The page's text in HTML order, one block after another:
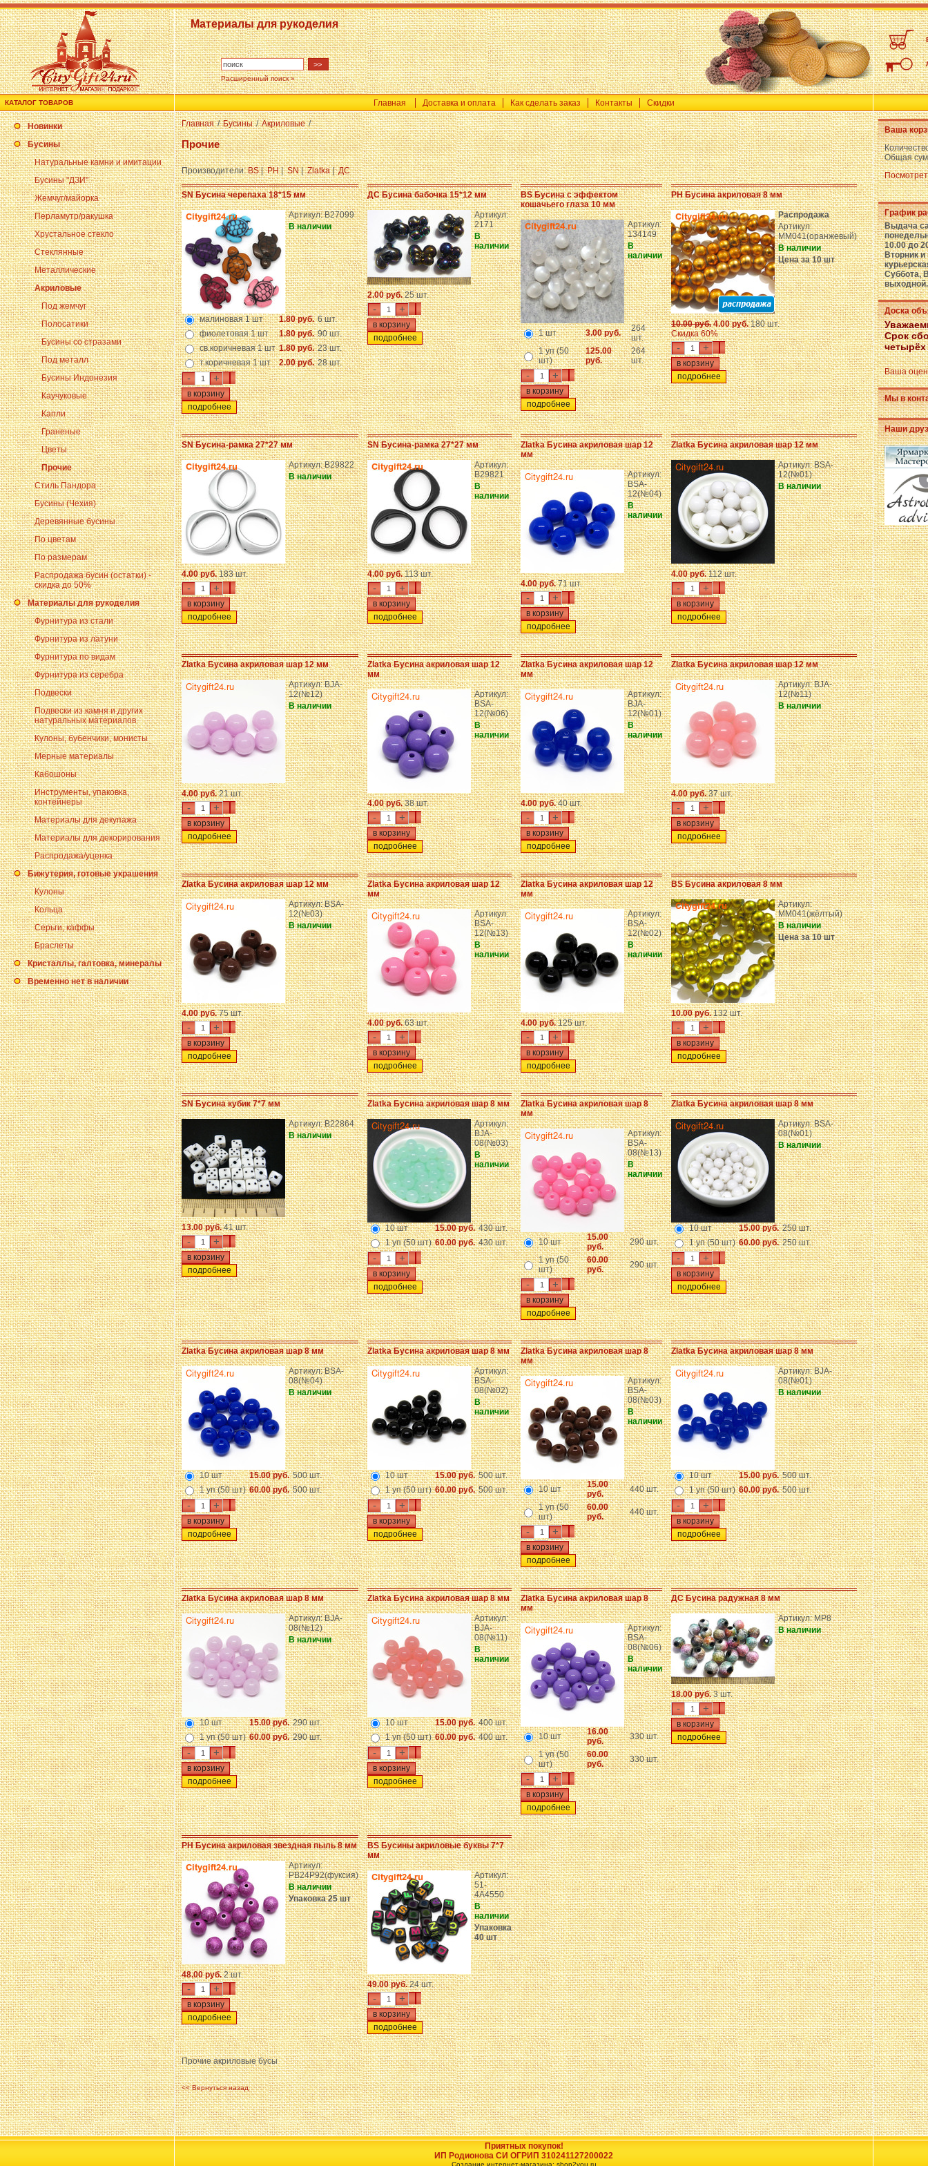
Материалы для рукоделия
Расширенный поиск »
КАТАЛОГ ТОВАРОВ Главная Доставка и оплата Как сделать заказ Контакты Скидки
Новинки
Бусины
Натуральные камни и имитации
Бусины "ДЗИ"
Жемчуг/майорка
Перламутр/ракушка
Хрустальное стекло
Стеклянные
Металлические
Акриловые
Под жемчуг
Полосатики
Бусины со стразами
Под металл
Бусины Индонезия
Каучуковые
Капли
Граненые
Цветы
Прочие
Стиль Пандора
Бусины (Чехия)
Деревянные бусины
По цветам
По размерам
Распродажа бусин (остатки) -
скидка до 50%
Материалы для рукоделия
Фурнитура из стали
Фурнитура из латуни
Фурнитура по видам
Фурнитура из серебра
Подвески
Подвески из камня и других
натуральных материалов
Кулоны, бубенчики, монисты
Мерные материалы
Кабошоны
Инструменты, упаковка,
контейнеры
Материалы для декупажа
Материалы для декорирования
Распродажа/уценка
Бижутерия, готовые украшения
Кулоны
Кольца
Серьги, каффы
Браслеты
Кристаллы, галтовка, минералы
Временно нет в наличии
Главная / Бусины / Акриловые /
Прочие
Производители:BS| PH| SN| Zlatka| ДС
SN Бусина черепаха 18*15 мм
Артикул: B27099
В наличии
малиновая 1 шт 1.80 руб. 6 шт.
фиолетовая 1 шт
1.80 руб. 90 шт.
св.коричневая 1 шт 1.80 руб. 23 шт.
т.коричневая 1 шт
2.00 руб. 28 шт.
- +
подробнее
ДС Бусина бабочка 15*12 мм
Артикул:
2171
В
наличии
2.00 руб.25 шт.
- +
подробнее
BS Бусина с эффектом
кошачьего глаза 10 мм
Артикул:
134149
В
наличии
1 шт 3.00 руб.
264
шт.
1 уп (50
шт)
125.00
руб.
264
шт.
- +
подробнее
PH Бусина акриловая 8 мм
Распродажа
Артикул:
MM041(оранжевый)
В наличии
Цена за 10 шт
10.00 руб.4.00 руб.180 шт.
Скидка 60%
- +
подробнее
SN Бусина-рамка 27*27 мм
Артикул: B29822
В наличии
4.00 руб.183 шт.
- +
подробнее
SN Бусина-рамка 27*27 мм
Артикул:
B29821
В
наличии
4.00 руб.113 шт.
- +
подробнее
Zlatka Бусина акриловая шар 12
мм
Артикул:
BSA-
12(№04)
В
наличии
4.00 руб.71 шт.
- +
подробнее
Zlatka Бусина акриловая шар 12 мм
Артикул: BSA-
12(№01)
В наличии
4.00 руб.112 шт.
- +
подробнее
Zlatka Бусина акриловая шар 12 мм
Артикул: BJA-
12(№12)
В наличии
4.00 руб.21 шт.
- +
подробнее
Zlatka Бусина акриловая шар 12
мм
Артикул:
BSA-
12(№06)
В
наличии
4.00 руб.38 шт.
- +
подробнее
Zlatka Бусина акриловая шар 12
мм
Артикул:
BJA-
12(№01)
В
наличии
4.00 руб.40 шт.
- +
подробнее
Zlatka Бусина акриловая шар 12 мм
Артикул: BJA-
12(№11)
В наличии
4.00 руб.37 шт.
- +
подробнее
Zlatka Бусина акриловая шар 12 мм
Артикул: BSA-
12(№03)
В наличии
4.00 руб.75 шт.
- +
подробнее
Zlatka Бусина акриловая шар 12
мм
Артикул:
BSA-
12(№13)
В
наличии
4.00 руб.63 шт.
- +
подробнее
Zlatka Бусина акриловая шар 12
мм
Артикул:
BSA-
12(№02)
В
наличии
4.00 руб.125 шт.
- +
подробнее
BS Бусина акриловая 8 мм
Артикул:
MM041(жёлтый)
В наличии
Цена за 10 шт
10.00 руб.132 шт.
- +
подробнее
SN Бусина кубик 7*7 мм
Артикул: B22864
В наличии
13.00 руб.41 шт.
- +
подробнее
Zlatka Бусина акриловая шар 8 мм
Артикул:
BJA-
08(№03)
В
наличии
10 шт 15.00 руб. 430 шт.
1 уп (50 шт) 60.00 руб. 430 шт.
- +
подробнее
Zlatka Бусина акриловая шар 8
мм
Артикул:
BSA-
08(№13)
В
наличии
10 шт
15.00
руб.
290 шт.
1 уп (50
шт)
60.00
руб.
290 шт.
- +
подробнее
Zlatka Бусина акриловая шар 8 мм
Артикул: BSA-
08(№01)
В наличии
10 шт 15.00 руб. 250 шт.
1 уп (50 шт) 60.00 руб. 250 шт.
- +
подробнее
Zlatka Бусина акриловая шар 8 мм
Артикул: BSA-
08(№04)
В наличии
10 шт 15.00 руб. 500 шт.
1 уп (50 шт) 60.00 руб. 500 шт.
- +
подробнее
Zlatka Бусина акриловая шар 8 мм
Артикул:
BSA-
08(№02)
В
наличии
10 шт 15.00 руб. 500 шт.
1 уп (50 шт) 60.00 руб. 500 шт.
- +
подробнее
Zlatka Бусина акриловая шар 8
мм
Артикул:
BSA-
08(№03)
В
наличии
10 шт
15.00
руб.
440 шт.
1 уп (50
шт)
60.00
руб.
440 шт.
- +
подробнее
Zlatka Бусина акриловая шар 8 мм
Артикул: BJA-
08(№01)
В наличии
10 шт 15.00 руб. 500 шт.
1 уп (50 шт) 60.00 руб. 500 шт.
- +
подробнее
Zlatka Бусина акриловая шар 8 мм
Артикул: BJA-
08(№12)
В наличии
10 шт 15.00 руб. 290 шт.
1 уп (50 шт) 60.00 руб. 290 шт.
- +
подробнее
Zlatka Бусина акриловая шар 8 мм
Артикул:
BJA-
08(№11)
В
наличии
10 шт 15.00 руб. 400 шт.
1 уп (50 шт) 60.00 руб. 400 шт.
- +
подробнее
Zlatka Бусина акриловая шар 8
мм
Артикул:
BSA-
08(№06)
В
наличии
10 шт
16.00
руб.
330 шт.
1 уп (50
шт)
60.00
руб.
330 шт.
- +
подробнее
ДС Бусина радужная 8 мм
Артикул: MP8
В наличии
18.00 руб.3 шт.
- +
подробнее
PH Бусина акриловая звездная пыль 8 мм
Артикул:
PB24P92(фуксия)
В наличии
Упаковка 25 шт
48.00 руб.2 шт.
- +
подробнее
BS Бусины акриловые буквы 7*7
мм
Артикул:
51-
4A4550
В
наличии
Упаковка
40 шт
49.00 руб.24 шт.
- +
подробнее
Прочие акриловые бусы
<< Вернуться назад
Ваша
Общая
График
Выдача
10.00 до
Вторник и
Суббота,
выходной.
Доска
Срок
Ваша
Мы в
Наши
Приятных покупок!
ИП Родионова СИ ОГРИП 310241127200022
Создание интернет-магазина: shop2you.ru